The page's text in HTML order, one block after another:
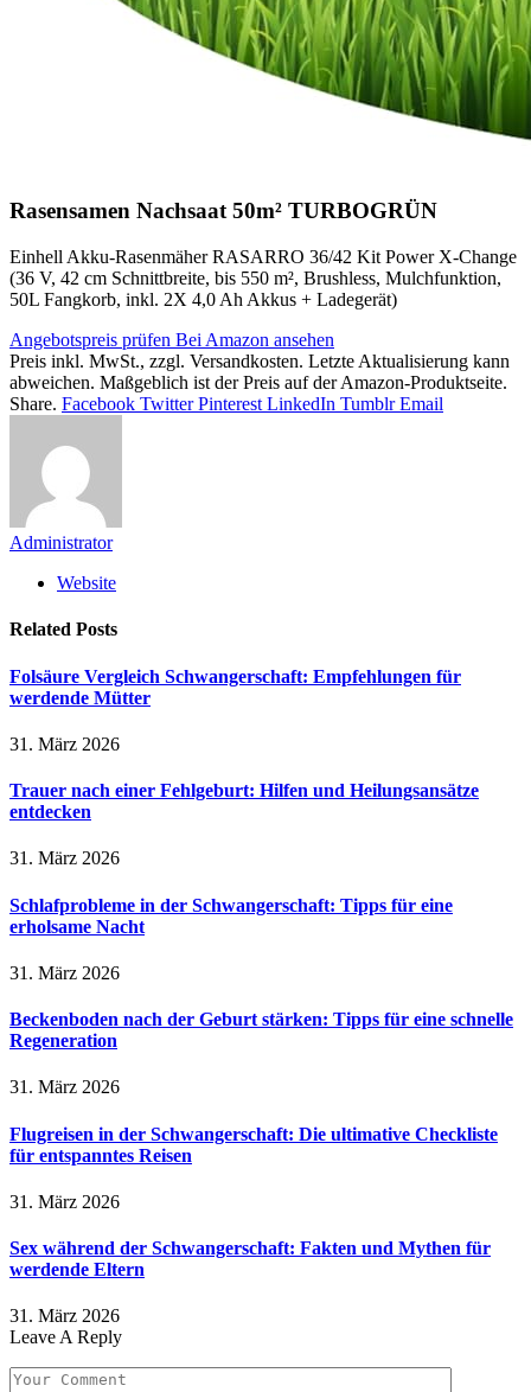
Rasensamen Nachsaat 50m² TURBOGRÜN
Einhell Akku-Rasenmäher RASARRO 36/42 Kit Power X-Change
(36 V, 42 cm Schnittbreite, bis 550 m², Brushless, Mulchfunktion,
50L Fangkorb, inkl. 2X 4,0 Ah Akkus + Ladegerät)
Angebotspreis prüfen Bei Amazon ansehen
Preis inkl. MwSt., zzgl. Versandkosten. Letzte Aktualisierung kann
abweichen. Maßgeblich ist der Preis auf der Amazon-Produktseite.
Share. Facebook Twitter Pinterest LinkedIn Tumblr Email
Administrator
Website
Related Posts
Folsäure Vergleich Schwangerschaft: Empfehlungen für
werdende Mütter
31. März 2026
Trauer nach einer Fehlgeburt: Hilfen und Heilungsansätze
entdecken
31. März 2026
Schlafprobleme in der Schwangerschaft: Tipps für eine
erholsame Nacht
31. März 2026
Beckenboden nach der Geburt stärken: Tipps für eine schnelle
Regeneration
31. März 2026
Flugreisen in der Schwangerschaft: Die ultimative Checkliste
für entspanntes Reisen
31. März 2026
Sex während der Schwangerschaft: Fakten und Mythen für
werdende Eltern
31. März 2026
Leave A Reply